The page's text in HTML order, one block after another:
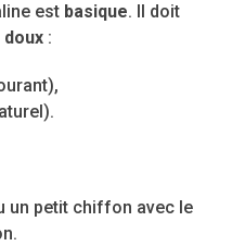
est basique. Il doit
doux :
un petit chiffon avec le